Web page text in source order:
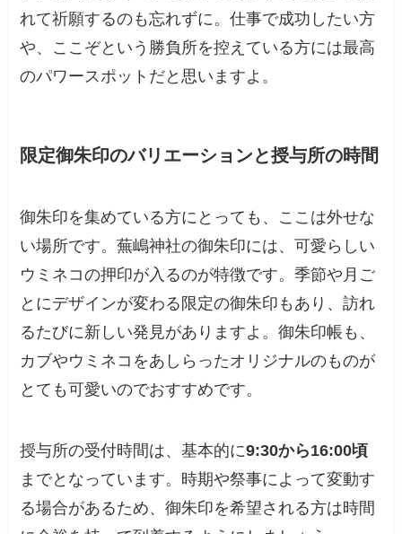
れて祈願するのも忘れずに。仕事で成功したい方
や、ここぞという勝負所を控えている方には最高
のパワースポットだと思いますよ。
限定御朱印のバリエーションと授与所の時間
御朱印を集めている方にとっても、ここは外せな
い場所です。蕪嶋神社の御朱印には、可愛らしい
ウミネコの押印が入るのが特徴です。季節や月ご
とにデザインが変わる限定の御朱印もあり、訪れ
るたびに新しい発見がありますよ。御朱印帳も、
カブやウミネコをあしらったオリジナルのものが
とても可愛いのでおすすめです。
授与所の受付時間は、基本的に9:30から16:00頃
までとなっています。時期や祭事によって変動す
る場合があるため、御朱印を希望される方は時間